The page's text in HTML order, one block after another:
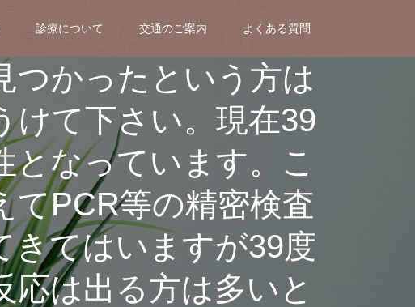
診療について 交通のご案内 よくある質問
事はもはや不可能な
つかったという方は
けて下さい。現在39
となっています。こ
てPCR等の精密検査
きてはいますが39度
応は出る方は多いと